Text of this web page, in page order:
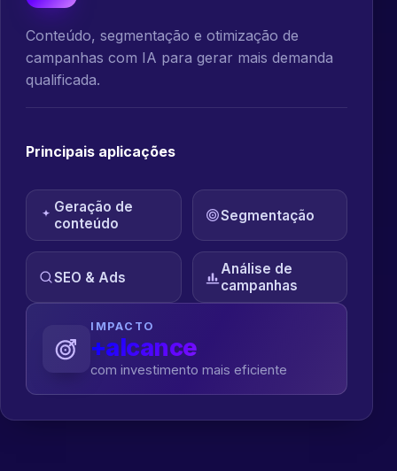
Conteúdo, segmentação e otimização de
campanhas com IA para gerar mais demanda
qualificada.
Principais aplicações
Geração de
conteúdo
Segmentação
SEO & Ads
Análise de
campanhas
IMPACTO
+alcance
com investimento mais eficiente